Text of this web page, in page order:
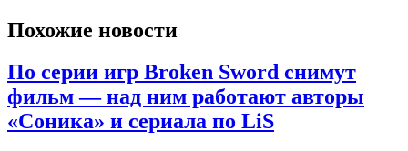
Похожие новости
По серии игр Broken Sword снимут
фильм — над ним работают авторы
«Соника» и сериала по LiS